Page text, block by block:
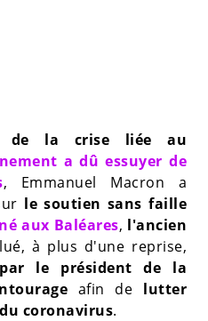
de la crise liée au
a dû essuyer de
, Emmanuel Macron a
le soutien sans faille
aux Baléares, l'ancien
à plus d'une reprise,
le président de la
afin de lutter
coronavirus.